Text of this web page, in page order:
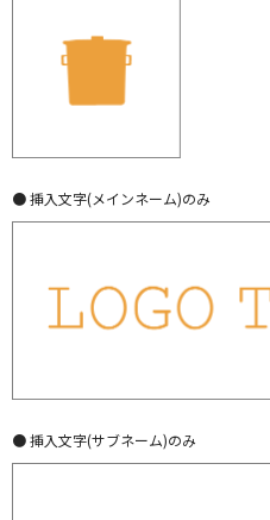
● 挿入文字(メインネーム)のみ
● 挿入文字(サブネーム)のみ